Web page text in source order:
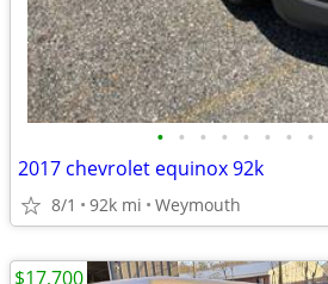
• • • • • • • •
2017 chevrolet equinox 92k
8/1 92k mi Weymouth
$17,700